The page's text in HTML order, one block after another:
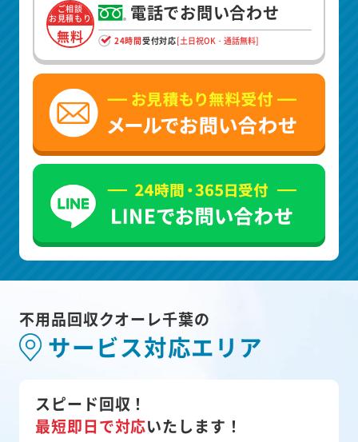
ご相談
お見積もり
無料
電話でお問い合わせ
24時間受付対応[土日祝OK・通話無料]
不用品回収クオーレ千葉の
サービス対応エリア
スピード回収！
最短即日で対応いたします！